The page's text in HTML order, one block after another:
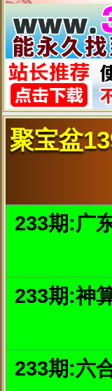
呈现出不同功能。或
彩蛋”，只有需要的时
且同一件装置，在一
大节省了空间吗？
浴缸边上的帘子
边泡澡一边看电视。